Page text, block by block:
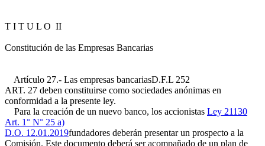
T I T U L O II
Constitución de las Empresas Bancarias
Artículo 27.- Las empresas bancariasD.F.L 252
ART. 27 deben constituirse como sociedades anónimas en
conformidad a la presente ley.
Para la creación de un nuevo banco, los accionistas Ley 21130
Art. 1° N° 25 a)
D.O. 12.01.2019fundadores deberán presentar un prospecto a la
Comisión. Este documento deberá ser acompañado de un plan de